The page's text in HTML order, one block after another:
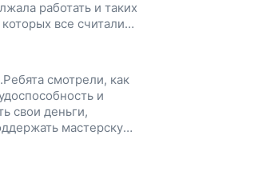
работать и таких
все считали
как они хотят.
смотрели, как
и
свои деньги,
мастерскую.